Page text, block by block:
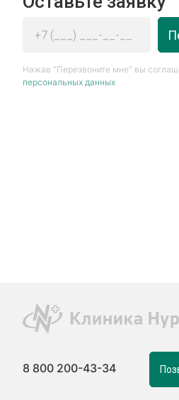
Нажав “Перезвоните мне” вы
персональных данных
8 800 200-43-34